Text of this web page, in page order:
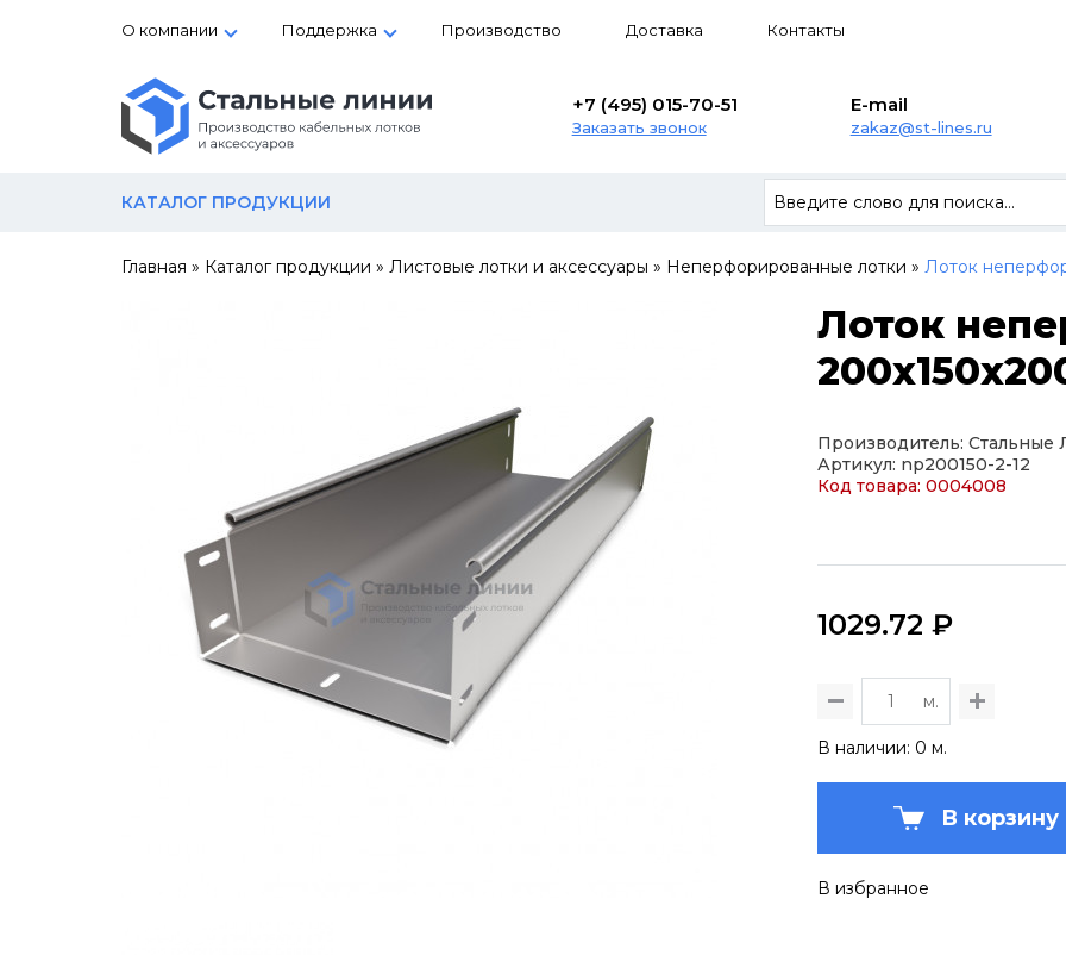
О компании Поддержка Производство Доставка Контакты
+7 (495) 015-70-51
Заказать звонок
E-mail
zakaz@st-lines.ru
КАТАЛОГ ПРОДУКЦИИ
Главная » Каталог продукции » Листовые лотки и аксессуары » Неперфорированные лотки » Лоток
Лоток
Производитель: Стальные
Артикул: np200150-2-12
Код товара: 0004008
1029.72 ₽
м.
В наличии: 0 м.
В корзину
В избранное